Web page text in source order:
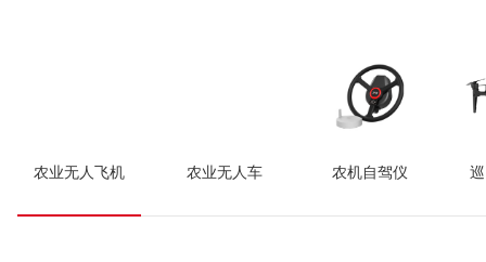
农业无人飞机 农业无人车 农机自驾仪